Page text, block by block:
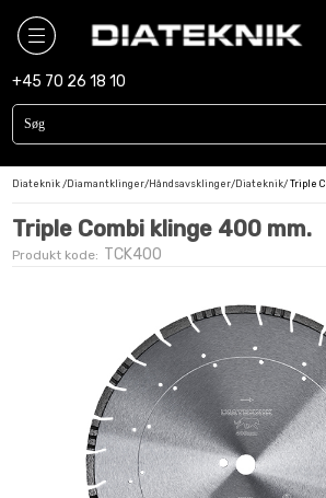
+45 70 26 18 10
diamantklinger
maskiner
slibekopper
tilbehør
Diateknik / Diamantklinger/ Håndsavsklinger/ Diateknik/ Triple
Triple Combi klinge 400 mm.
Produkt kode: TCK400